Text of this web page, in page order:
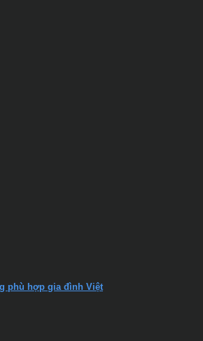
phù hợp gia đình Việt